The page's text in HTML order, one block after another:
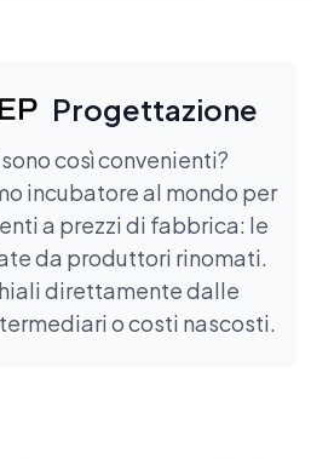
Progettazione
così convenienti?
incubatore al mondo per
a prezzi di fabbrica: le
da produttori rinomati.
direttamente dalle
o costi nascosti.